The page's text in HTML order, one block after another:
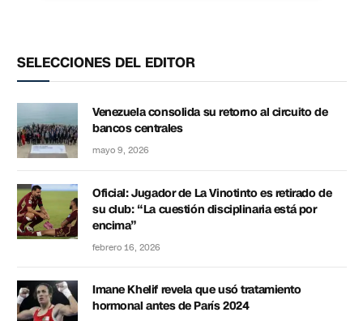
SELECCIONES DEL EDITOR
Venezuela consolida su retorno al circuito de
bancos centrales
mayo 9, 2026
Oficial: Jugador de La Vinotinto es retirado de
su club: “La cuestión disciplinaria está por
encima”
febrero 16, 2026
Imane Khelif revela que usó tratamiento
hormonal antes de París 2024